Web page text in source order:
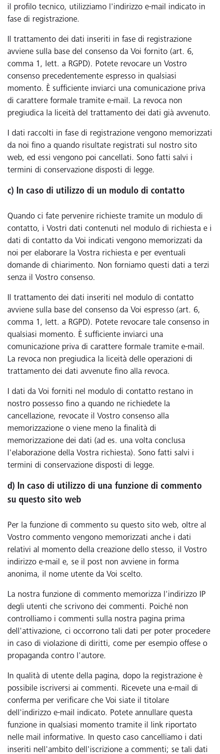
il profilo tecnico, utilizziamo l'indirizzo e-mail indicato in
fase di registrazione.
Il trattamento dei dati inseriti in fase di registrazione
avviene sulla base del consenso da Voi fornito (art. 6,
comma 1, lett. a RGPD). Potete revocare un Vostro
consenso precedentemente espresso in qualsiasi
momento. È sufficiente inviarci una comunicazione priva
di carattere formale tramite e-mail. La revoca non
pregiudica la liceità del trattamento dei dati già avvenuto.
I dati raccolti in fase di registrazione vengono memorizzati
da noi fino a quando risultate registrati sul nostro sito
web, ed essi vengono poi cancellati. Sono fatti salvi i
termini di conservazione disposti di legge.
c) In caso di utilizzo di un modulo di contatto
Quando ci fate pervenire richieste tramite un modulo di
contatto, i Vostri dati contenuti nel modulo di richiesta e i
dati di contatto da Voi indicati vengono memorizzati da
noi per elaborare la Vostra richiesta e per eventuali
domande di chiarimento. Non forniamo questi dati a terzi
senza il Vostro consenso.
Il trattamento dei dati inseriti nel modulo di contatto
avviene sulla base del consenso da Voi espresso (art. 6,
comma 1, lett. a RGPD). Potete revocare tale consenso in
qualsiasi momento. È sufficiente inviarci una
comunicazione priva di carattere formale tramite e-mail.
La revoca non pregiudica la liceità delle operazioni di
trattamento dei dati avvenute fino alla revoca.
I dati da Voi forniti nel modulo di contatto restano in
nostro possesso fino a quando ne richiedete la
cancellazione, revocate il Vostro consenso alla
memorizzazione o viene meno la finalità di
memorizzazione dei dati (ad es. una volta conclusa
l'elaborazione della Vostra richiesta). Sono fatti salvi i
termini di conservazione disposti di legge.
d) In caso di utilizzo di una funzione di commento
su questo sito web
Per la funzione di commento su questo sito web, oltre al
Vostro commento vengono memorizzati anche i dati
relativi al momento della creazione dello stesso, il Vostro
indirizzo e-mail e, se il post non avviene in forma
anonima, il nome utente da Voi scelto.
La nostra funzione di commento memorizza l'indirizzo IP
degli utenti che scrivono dei commenti. Poiché non
controlliamo i commenti sulla nostra pagina prima
dell'attivazione, ci occorrono tali dati per poter procedere
in caso di violazione di diritti, come per esempio offese o
propaganda contro l'autore.
In qualità di utente della pagina, dopo la registrazione è
possibile iscriversi ai commenti. Ricevete una e-mail di
conferma per verificare che Voi siate il titolare
dell'indirizzo e-mail indicato. Potete annullare questa
funzione in qualsiasi momento tramite il link riportato
nelle mail informative. In questo caso cancelliamo i dati
inseriti nell'ambito dell'iscrizione a commenti; se tali dati